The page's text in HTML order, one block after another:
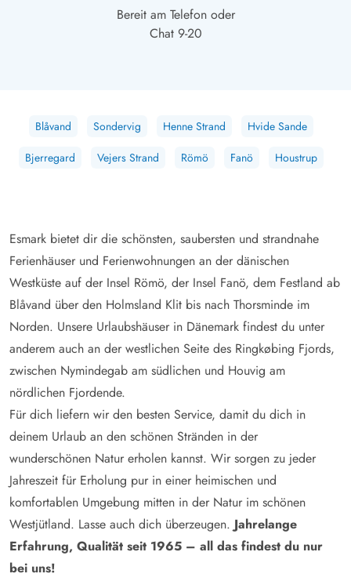
Bereit am Telefon oder
Chat 9-20
Blåvand Sondervig Henne Strand
Hvide Sande
Bjerregard
Vejers Strand Römö Fanö Houstrup
Esmark bietet dir die schönsten, saubersten und strandnahe
Ferienhäuser und Ferienwohnungen an der dänischen
Westküste auf der Insel Römö, der Insel Fanö, dem Festland ab
Blåvand über den Holmsland Klit bis nach Thorsminde im
Norden. Unsere Urlaubshäuser in Dänemark findest du unter
anderem auch an der westlichen Seite des Ringkøbing Fjords,
zwischen Nymindegab am südlichen und Houvig am
nördlichen Fjordende.
Für dich liefern wir den besten Service, damit du dich in
deinem Urlaub an den schönen Stränden in der
wunderschönen Natur erholen kannst. Wir sorgen zu jeder
Jahreszeit für Erholung pur in einer heimischen und
komfortablen Umgebung mitten in der Natur im schönen
Westjütland. Lasse auch dich überzeugen. Jahrelange
Erfahrung, Qualität seit 1965 – all das findest du nur
bei uns!